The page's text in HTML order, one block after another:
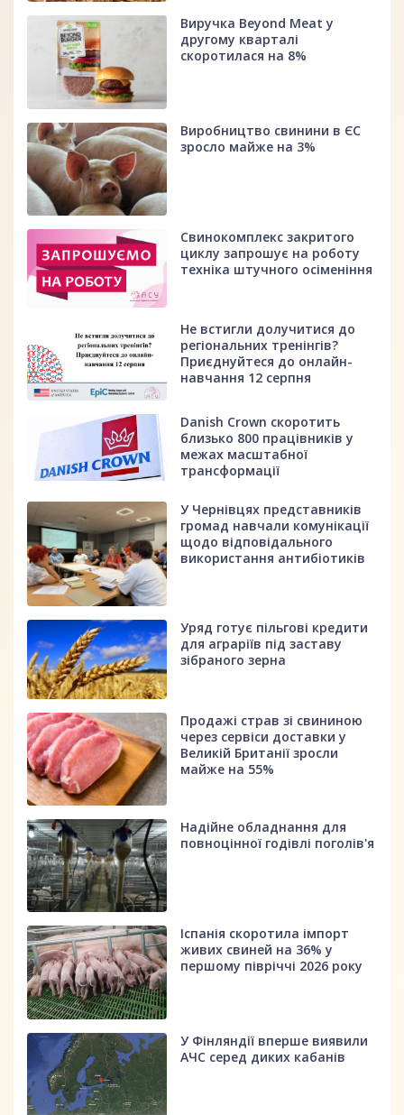
Виручка Beyond Meat у
другому кварталі
скоротилася на 8%
Виробництво свинини в ЄС
зросло майже на 3%
Свинокомплекс закритого
циклу запрошує на роботу
техніка штучного осіменіння
Не встигли долучитися до
регіональних тренінгів?
Приєднуйтеся до онлайн-
навчання 12 серпня
Danish Crown скоротить
близько 800 працівників у
межах масштабної
трансформації
У Чернівцях представників
громад навчали комунікації
щодо відповідального
використання антибіотиків
Уряд готує пільгові кредити
для аграріїв під заставу
зібраного зерна
Продажі страв зі свининою
через сервіси доставки у
Великій Британії зросли
майже на 55%
Надійне обладнання для
повноцінної годівлі поголів'я
Іспанія скоротила імпорт
живих свиней на 36% у
першому півріччі 2026 року
У Фінляндії вперше виявили
АЧС серед диких кабанів